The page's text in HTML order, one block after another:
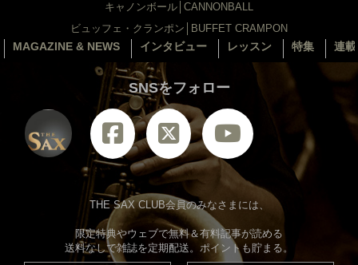
キャノンボール│CANNONBALL
ビュッフェ・クランポン│BUFFET CRAMPON
MAGAZINE & NEWS インタビュー レッスン 特集 連
SNSをフォロー
THE SAX CLUB会員のみなさまには、
限定特典やウェブで無料＆有料記事が読める
送料なしで雑誌を定期配送。ポイントも貯まる。